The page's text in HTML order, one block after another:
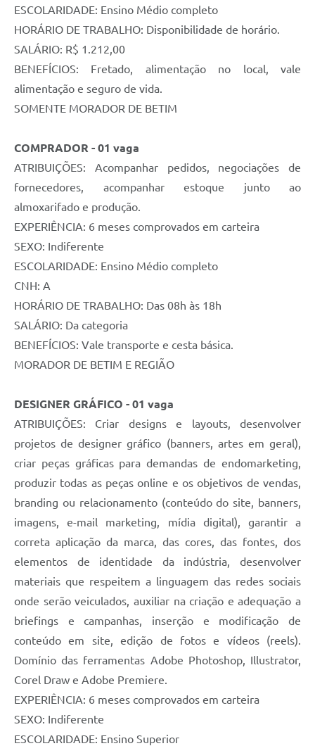
ESCOLARIDADE: Ensino Médio completo
HORÁRIO DE TRABALHO: Disponibilidade de horário.
SALÁRIO: R$ 1.212,00
BENEFÍCIOS: Fretado, alimentação no local, vale
alimentação e seguro de vida.
SOMENTE MORADOR DE BETIM
COMPRADOR - 01 vaga
ATRIBUIÇÕES: Acompanhar pedidos, negociações de
fornecedores, acompanhar estoque junto ao
almoxarifado e produção.
EXPERIÊNCIA: 6 meses comprovados em carteira
SEXO: Indiferente
ESCOLARIDADE: Ensino Médio completo
CNH: A
HORÁRIO DE TRABALHO: Das 08h às 18h
SALÁRIO: Da categoria
BENEFÍCIOS: Vale transporte e cesta básica.
MORADOR DE BETIM E REGIÃO
DESIGNER GRÁFICO - 01 vaga
ATRIBUIÇÕES: Criar designs e layouts, desenvolver
projetos de designer gráfico (banners, artes em geral),
criar peças gráficas para demandas de endomarketing,
produzir todas as peças online e os objetivos de vendas,
branding ou relacionamento (conteúdo do site, banners,
imagens, e-mail marketing, mídia digital), garantir a
correta aplicação da marca, das cores, das fontes, dos
elementos de identidade da indústria, desenvolver
materiais que respeitem a linguagem das redes sociais
onde serão veiculados, auxiliar na criação e adequação a
briefings e campanhas, inserção e modificação de
conteúdo em site, edição de fotos e vídeos (reels).
Domínio das ferramentas Adobe Photoshop, Illustrator,
Corel Draw e Adobe Premiere.
EXPERIÊNCIA: 6 meses comprovados em carteira
SEXO: Indiferente
ESCOLARIDADE: Ensino Superior